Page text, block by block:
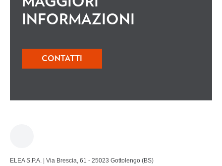
INFORMAZIONI
CONTATTI
ELEA S.P.A. | Via Brescia, 61 - 25023 Gottolengo (BS)